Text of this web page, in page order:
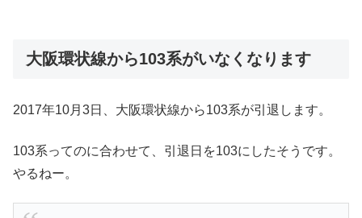
大阪環状線から103系がいなくなります
2017年10月3日、大阪環状線から103系が引退します。
103系ってのに合わせて、引退日を103にしたそうです。
やるねー。